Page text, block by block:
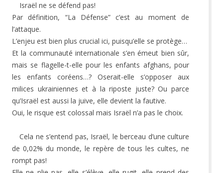
Israël ne se défend pas!
Par définition, “La Défense” c’est au moment de
l’attaque.
L’enjeu est bien plus crucial ici, puisqu’elle se protège…
Et la communauté internationale s’en émeut bien sûr,
mais se flagelle-t-elle pour les enfants afghans, pour
les enfants coréens…? Oserait-elle s’opposer aux
milices ukrainiennes et à la riposte juste? Ou parce
qu’Israël est aussi la juive, elle devient la fautive.
Oui, le risque est colossal mais Israël n’a pas le choix.
Cela ne s’entend pas, Israël, le berceau d’une culture
de 0,02% du monde, le repère de tous les cultes, ne
rompt pas!